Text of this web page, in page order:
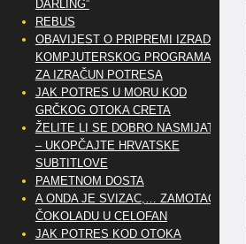
DARLING”
REBUS
OBAVIJEST O PRIPREMI IZRADE
KOMPJUTERSKOG PROGRAMA
ZA IZRAČUN POTRESA
JAK POTRES U MORU KOD
GRČKOG OTOKA CRETA
ŽELITE LI SE DOBRO NASMIJATI
– UKOPČAJTE HRVATSKE
SUBTITLOVE
PAMETNOM DOSTA
A ONDA JE SVIZAC,… ZAMOTAO
ČOKOLADU U CELOFAN
JAK POTRES KOD OTOKA